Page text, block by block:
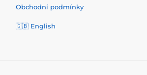
Obchodní podmínky
🇬🇧 English